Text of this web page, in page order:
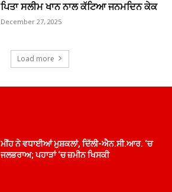
ਪਿਤਾ ਸਲੀਮ ਖਾਨ ਨਾਲ ਕੱਟਿਆ ਜਨਮਦਿਨ ਕੇਕ
December 27, 2025
Load more
ਮੀਂਹ ਨੇ ਵਧਾਈਆਂ ਮੁਸ਼ਕਲਾਂ, ਦਿੱਲੀ-ਐਨ.ਸੀ.ਆਰ. ‘ਚ
ਜਲਭਰਾਅ; ਪਹਾੜਾਂ ‘ਚ ਜ਼ਮੀਨ ਖਿਸਕੀ